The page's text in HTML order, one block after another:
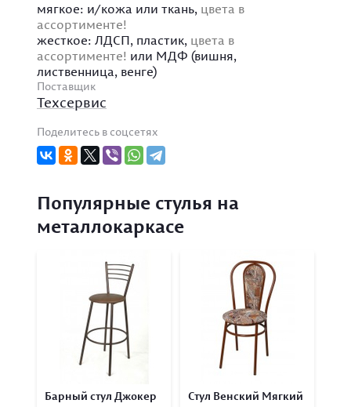
мягкое: и/кожа или ткань, цвета в
ассортименте!
жесткое: ЛДСП, пластик, цвета в
ассортименте! или МДФ (вишня,
лиственница, венге)
Поставщик
Техсервис
Поделитесь в соцсетях
Популярные стулья на
металлокаркасе
Барный стул Джокер Стул Венский Мягкий